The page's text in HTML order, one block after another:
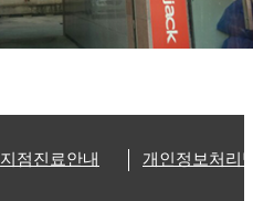
지점진료안내 개인정보처리